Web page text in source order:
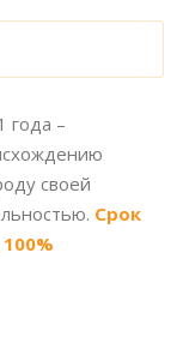
года –
своей
Срок